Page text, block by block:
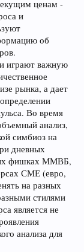
ценам -
и
об
играют важную
рынка, а дает
Во время
анализ,
симбиоз на
дневных
фишках ММВБ,
СМЕ (евро,
на разных
стилями
является не
анализа для